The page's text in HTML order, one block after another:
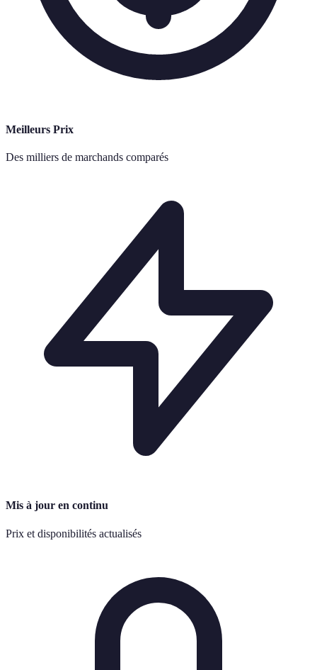
Meilleurs Prix
Des milliers de marchands comparés
Mis à jour en continu
Prix et disponibilités actualisés